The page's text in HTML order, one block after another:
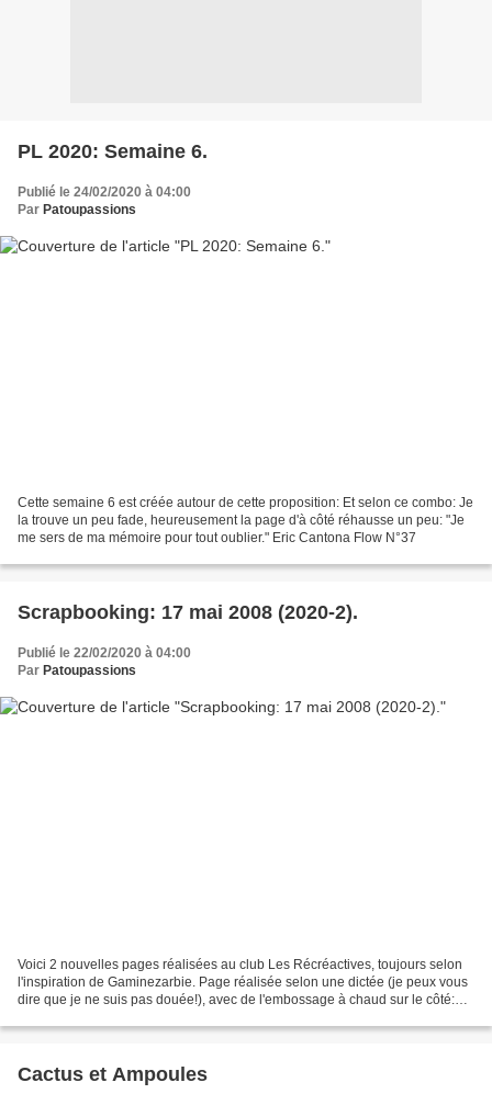
PL 2020: Semaine 6.
Publié le 24/02/2020 à 04:00
Par Patoupassions
Cette semaine 6 est créée autour de cette proposition: Et selon ce combo: Je
la trouve un peu fade, heureusement la page d'à côté réhausse un peu: "Je
me sers de ma mémoire pour tout oublier." Eric Cantona Flow N°37
Scrapbooking: 17 mai 2008 (2020-2).
Publié le 22/02/2020 à 04:00
Par Patoupassions
Voici 2 nouvelles pages réalisées au club Les Récréactives, toujours selon
l'inspiration de Gaminezarbie. Page réalisée selon une dictée (je peux vous
dire que je ne suis pas douée!), avec de l'embossage à chaud sur le côté:
Cactus et Ampoules